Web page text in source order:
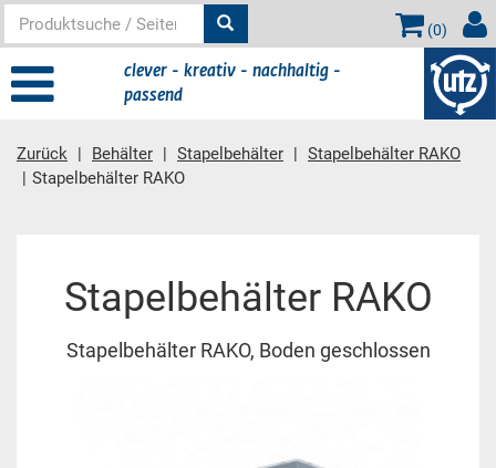
(0)
clever - kreativ - nachhaltig -
passend
Zurück Behälter Stapelbehälter
Stapelbehälter RAKO
Stapelbehälter RAKO
Stapelbehälter RAKO
Stapelbehälter RAKO, Boden geschlossen